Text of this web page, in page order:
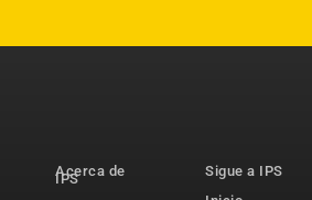
Acerca de
IPS
Sigue a IPS